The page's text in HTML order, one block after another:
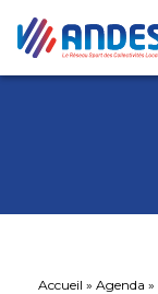
Accueil » Agenda »